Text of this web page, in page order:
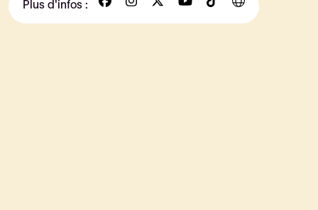
Plus d'infos :